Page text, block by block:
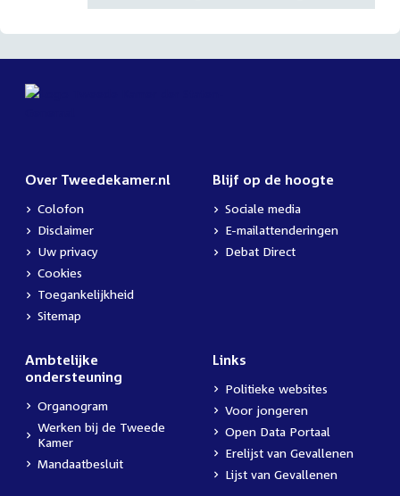
Over Tweedekamer.nl
Colofon
Disclaimer
Uw privacy
Cookies
Toegankelijkheid
Sitemap
Blijf op de hoogte
Sociale media
E-mailattenderingen
Debat Direct
Ambtelijke
ondersteuning
Organogram
Werken bij de Tweede
Kamer
Mandaatbesluit
Links
Politieke websites
Voor jongeren
Open Data Portaal
Erelijst van Gevallenen
Lijst van Gevallenen